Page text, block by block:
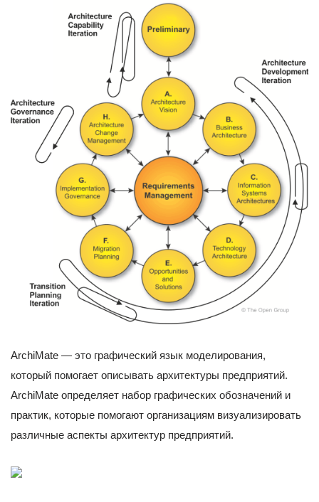
ArchiMate — это графический язык моделирования,
который помогает описывать архитектуры предприятий.
ArchiMate определяет набор графических обозначений и
практик, которые помогают организациям визуализировать
различные аспекты архитектур предприятий.